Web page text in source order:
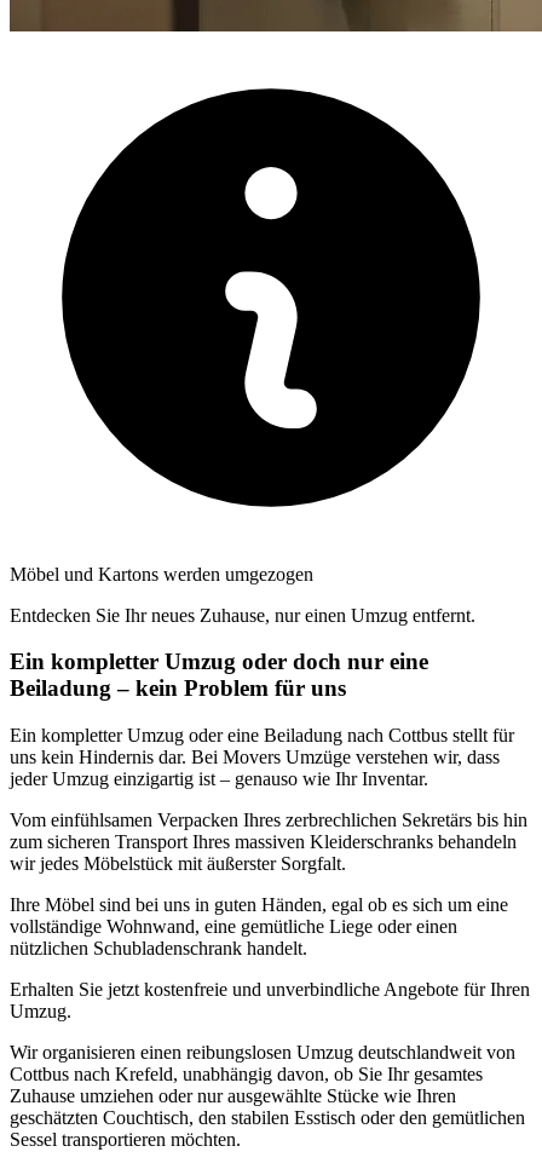
Möbel und Kartons werden umgezogen
Entdecken Sie Ihr neues Zuhause, nur einen Umzug entfernt.
Ein kompletter Umzug oder doch nur eine
Beiladung – kein Problem für uns
Ein kompletter Umzug oder eine Beiladung nach Cottbus stellt für
uns kein Hindernis dar. Bei Movers Umzüge verstehen wir, dass
jeder Umzug einzigartig ist – genauso wie Ihr Inventar.
Vom einfühlsamen Verpacken Ihres zerbrechlichen Sekretärs bis hin
zum sicheren Transport Ihres massiven Kleiderschranks behandeln
wir jedes Möbelstück mit äußerster Sorgfalt.
Ihre Möbel sind bei uns in guten Händen, egal ob es sich um eine
vollständige Wohnwand, eine gemütliche Liege oder einen
nützlichen Schubladenschrank handelt.
Erhalten Sie jetzt kostenfreie und unverbindliche Angebote für Ihren
Umzug.
Wir organisieren einen reibungslosen Umzug deutschlandweit von
Cottbus nach Krefeld, unabhängig davon, ob Sie Ihr gesamtes
Zuhause umziehen oder nur ausgewählte Stücke wie Ihren
geschätzten Couchtisch, den stabilen Esstisch oder den gemütlichen
Sessel transportieren möchten.